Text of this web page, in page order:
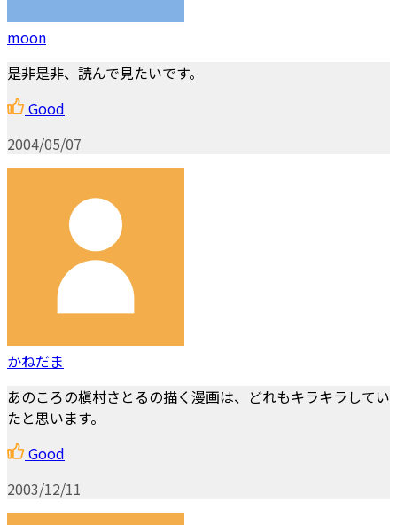
moon
是非是非、読んで見たいです。
Good
2004/05/07
かねだま
あのころの槇村さとるの描く漫画は、どれもキラキラしてい
たと思います。
Good
2003/12/11